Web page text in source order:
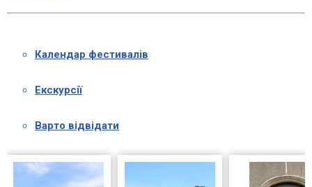
Календар фестивалів
Екскурсії
Варто відвідати